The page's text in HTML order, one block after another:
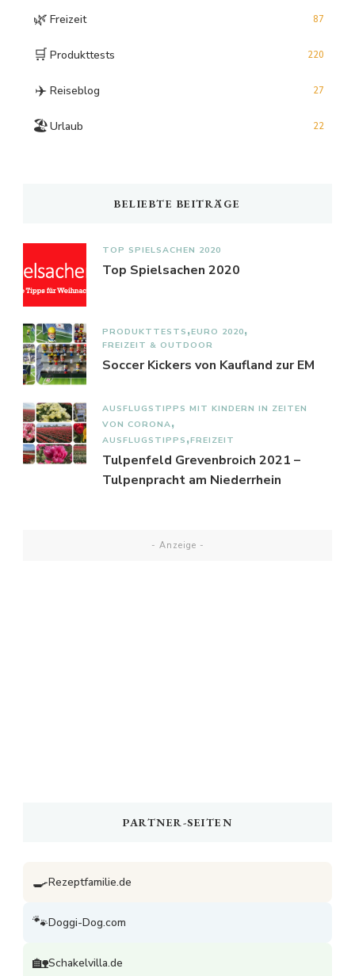
🌿 Freizeit 87
🛒 Produkttests 220
✈️ Reiseblog 27
🏖️Urlaub 22
BELIEBTE BEITRÄGE
TOP SPIELSACHEN 2020
Top Spielsachen 2020
PRODUKTTESTS EURO 2020
FREIZEIT & OUTDOOR
Soccer Kickers von Kaufland zur EM
AUSFLUGSTIPPS MIT KINDERN IN ZEITEN
VON CORONA
AUSFLUGSTIPPS FREIZEIT
Tulpenfeld Grevenbroich 2021 –
Tulpenpracht am Niederrhein
- Anzeige -
PARTNER-SEITEN
🍳Rezeptfamilie.de
🐾Doggi-Dog.com
🏡Schakelvilla.de